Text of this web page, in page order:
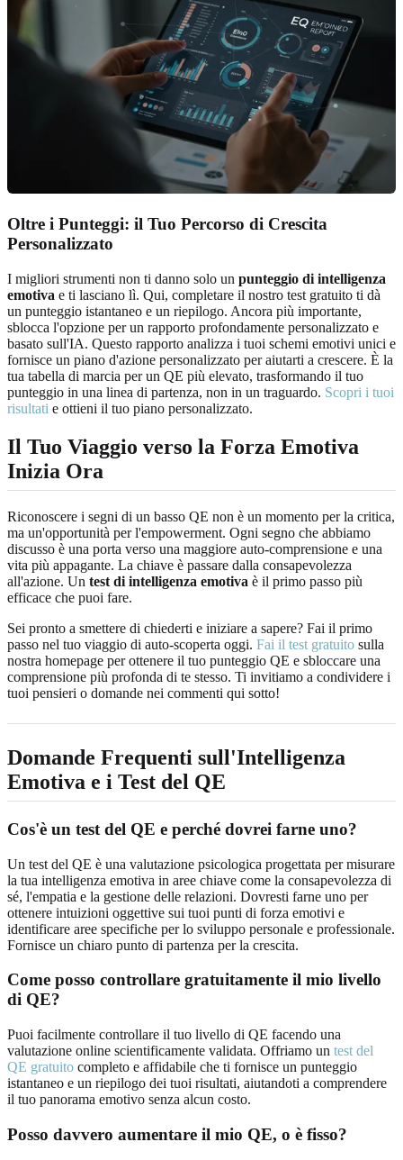
Oltre i Punteggi: il Tuo Percorso di Crescita
Personalizzato
I migliori strumenti non ti danno solo un punteggio di intelligenza
emotiva e ti lasciano lì. Qui, completare il nostro test gratuito ti dà
un punteggio istantaneo e un riepilogo. Ancora più importante,
sblocca l'opzione per un rapporto profondamente personalizzato e
basato sull'IA. Questo rapporto analizza i tuoi schemi emotivi unici e
fornisce un piano d'azione personalizzato per aiutarti a crescere. È la
tua tabella di marcia per un QE più elevato, trasformando il tuo
punteggio in una linea di partenza, non in un traguardo. Scopri i tuoi
risultati e ottieni il tuo piano personalizzato.
Il Tuo Viaggio verso la Forza Emotiva
Inizia Ora
Riconoscere i segni di un basso QE non è un momento per la critica,
ma un'opportunità per l'empowerment. Ogni segno che abbiamo
discusso è una porta verso una maggiore auto-comprensione e una
vita più appagante. La chiave è passare dalla consapevolezza
all'azione. Un test di intelligenza emotiva è il primo passo più
efficace che puoi fare.
Sei pronto a smettere di chiederti e iniziare a sapere? Fai il primo
passo nel tuo viaggio di auto-scoperta oggi. Fai il test gratuito sulla
nostra homepage per ottenere il tuo punteggio QE e sbloccare una
comprensione più profonda di te stesso. Ti invitiamo a condividere i
tuoi pensieri o domande nei commenti qui sotto!
Domande Frequenti sull'Intelligenza
Emotiva e i Test del QE
Cos'è un test del QE e perché dovrei farne uno?
Un test del QE è una valutazione psicologica progettata per misurare
la tua intelligenza emotiva in aree chiave come la consapevolezza di
sé, l'empatia e la gestione delle relazioni. Dovresti farne uno per
ottenere intuizioni oggettive sui tuoi punti di forza emotivi e
identificare aree specifiche per lo sviluppo personale e professionale.
Fornisce un chiaro punto di partenza per la crescita.
Come posso controllare gratuitamente il mio livello
di QE?
Puoi facilmente controllare il tuo livello di QE facendo una
valutazione online scientificamente validata. Offriamo un test del
QE gratuito completo e affidabile che ti fornisce un punteggio
istantaneo e un riepilogo dei tuoi risultati, aiutandoti a comprendere
il tuo panorama emotivo senza alcun costo.
Posso davvero aumentare il mio QE, o è fisso?